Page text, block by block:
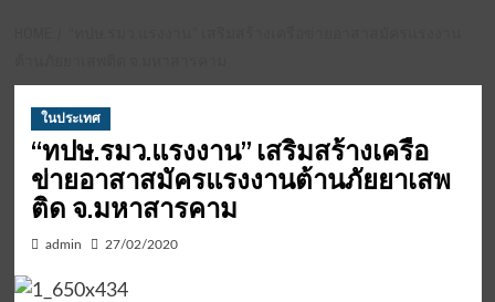
ในประเทศ
“ทปษ.รมว.แรงงาน” เสริมสร้างเครือ
ข่ายอาสาสมัครแรงงานต้านภัยยาเสพ
ติด จ.มหาสารคาม
admin 27/02/2020